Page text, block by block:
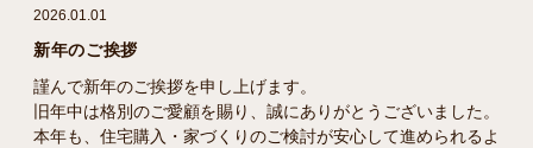
2026.01.01
新年のご挨拶
謹んで新年のご挨拶を申し上げます。
旧年中は格別のご愛顧を賜り、誠にありがとうございました。
本年も、住宅購入・家づくりのご検討が安心して進められるよ